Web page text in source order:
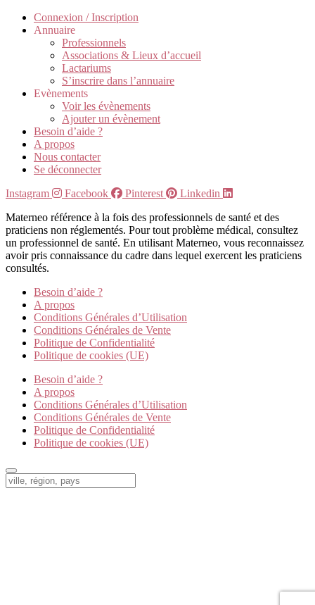
Connexion / Inscription
Annuaire
Professionnels
Associations & Lieux d’accueil
Lactariums
S’inscrire dans l’annuaire
Evènements
Voir les évènements
Ajouter un évènement
Besoin d’aide ?
A propos
Nous contacter
Se déconnecter
Instagram
Facebook Pinterest
Linkedin
Materneo référence à la fois des professionnels de santé et des
praticiens non réglementés. Pour tout problème médical, consultez
un professionnel de santé. En utilisant Materneo, vous reconnaissez
avoir pris connaissance du cadre dans lequel exercent les praticiens
consultés.
Besoin d’aide ?
A propos
Conditions Générales d’Utilisation
Conditions Générales de Vente
Politique de Confidentialité
Politique de cookies (UE)
Besoin d’aide ?
A propos
Conditions Générales d’Utilisation
Conditions Générales de Vente
Politique de Confidentialité
Politique de cookies (UE)